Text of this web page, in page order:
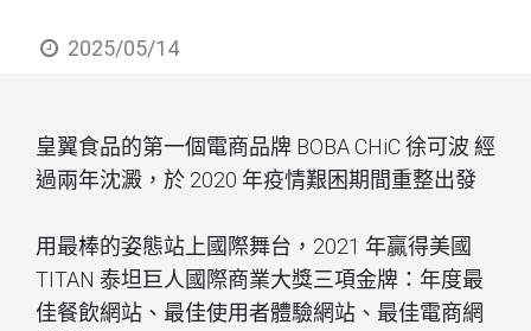
2025/05/14
皇翼食品的第一個電商品牌 BOBA CHiC 徐可波 經
過兩年沈澱，於 2020 年疫情艱困期間重整出發
用最棒的姿態站上國際舞台，2021 年贏得美國
TITAN 泰坦巨人國際商業大獎三項金牌：年度最
佳餐飲網站、最佳使用者體驗網站、最佳電商網